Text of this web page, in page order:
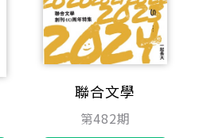
聯合文學
第482期